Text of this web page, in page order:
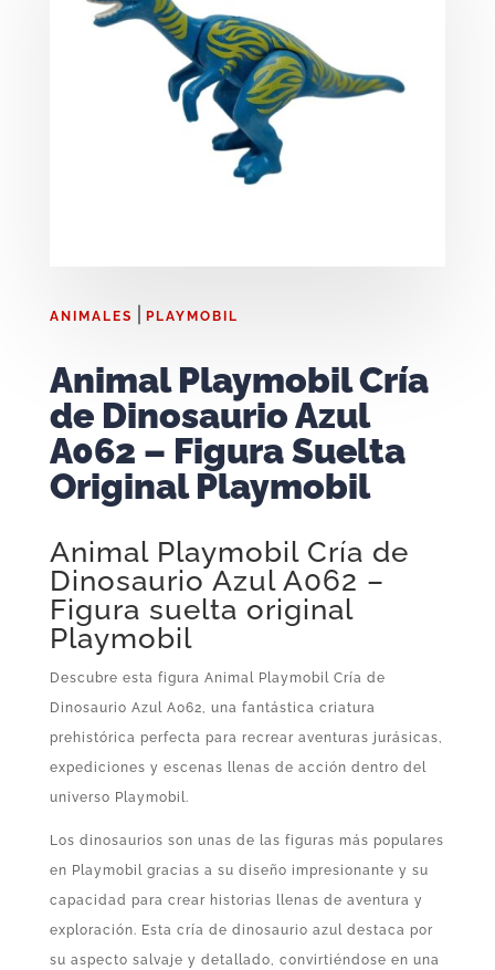
ANIMALES PLAYMOBIL
Animal Playmobil Cría
de Dinosaurio Azul
A062 – Figura Suelta
Original Playmobil
Animal Playmobil Cría de
Dinosaurio Azul A062 –
Figura suelta original
Playmobil
Descubre esta figura Animal Playmobil Cría de
Dinosaurio Azul A062, una fantástica criatura
prehistórica perfecta para recrear aventuras jurásicas,
expediciones y escenas llenas de acción dentro del
universo Playmobil.
Los dinosaurios son unas de las figuras más populares
en Playmobil gracias a su diseño impresionante y su
capacidad para crear historias llenas de aventura y
exploración. Esta cría de dinosaurio azul destaca por
su aspecto salvaje y detallado, convirtiéndose en una